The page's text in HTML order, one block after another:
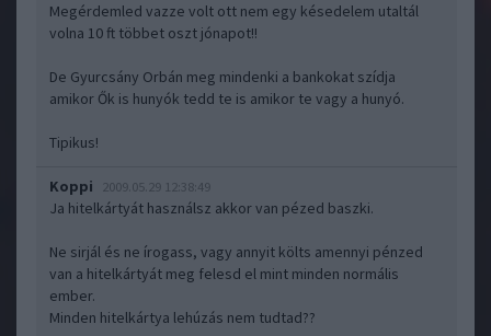
Megérdemled vazze volt ott nem egy késedelem utaltál
volna 10 ft többet oszt jónapot!!
De Gyurcsány Orbán meg mindenki a bankokat szídja
amikor Ők is hunyók tedd te is amikor te vagy a hunyó.
Tipikus!
Koppi 2009.05.29 12:38:49
Ja hitelkártyát használsz akkor van pézed baszki.
Ne sirjál és ne írogass, vagy annyit költs amennyi pénzed
van a hitelkártyát meg felesd el mint minden normális
ember.
Minden hitelkártya lehúzás nem tudtad??